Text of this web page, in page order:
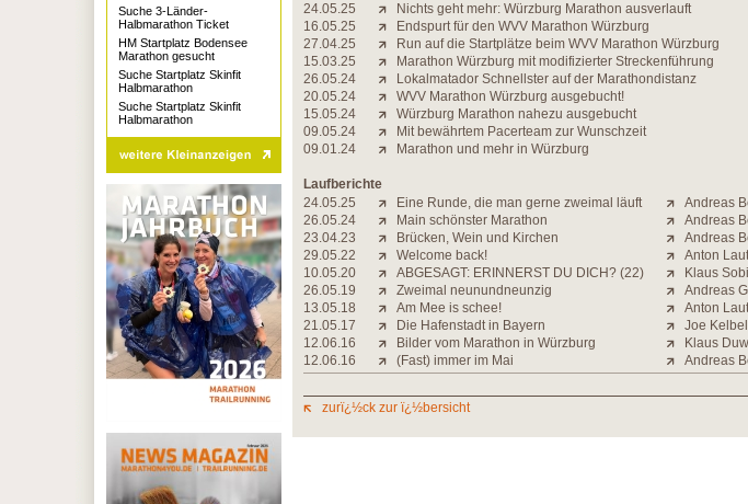
24.05.25
Nichts geht mehr: Würzburg Marathon ausverlauft
16.05.25
Endspurt für den WVV Marathon Würzburg
27.04.25
Run auf die Startplätze beim WVV Marathon Würzburg
15.03.25
Marathon Würzburg mit modifizierter Streckenführung
26.05.24
Lokalmatador Schnellster auf der Marathondistanz
20.05.24
WVV Marathon Würzburg ausgebucht!
15.05.24
Würzburg Marathon nahezu ausgebucht
09.05.24
Mit bewährtem Pacerteam zur Wunschzeit
09.01.24
Marathon und mehr in Würzburg
Laufberichte
24.05.25
Eine Runde, die man gerne zweimal läuft
Andreas
26.05.24
Main schönster Marathon
Andreas
23.04.23
Brücken, Wein und Kirchen
Andreas
29.05.22
Welcome back!
Anton
10.05.20
ABGESAGT: ERINNERST DU DICH? (22)
Klaus
26.05.19
Zweimal neunundneunzig
Andreas
13.05.18
Am Mee is schee!
Anton
21.05.17
Die Hafenstadt in Bayern
Joe Kelbel
12.06.16
Bilder vom Marathon in Würzburg
Klaus
12.06.16
(Fast) immer im Mai Andreas
zurï¿½ck zur ï¿½bersicht
Suche 3-Länder-
Halbmarathon Ticket
HM Startplatz Bodensee
Marathon gesucht
Suche Startplatz Skinfit
Halbmarathon
Suche Startplatz Skinfit
Halbmarathon